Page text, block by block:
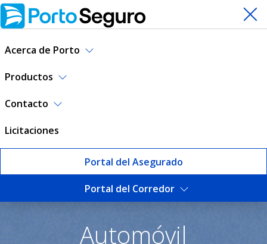
Acerca de Porto
Productos
Contacto
Licitaciones
Portal del Asegurado
Portal del Corredor
Seguro de Automóvil |
Automóvil